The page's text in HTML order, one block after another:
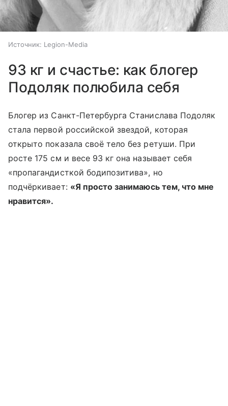
Источник: Legion-Media
93 кг и счастье: как блогер
Подоляк полюбила себя
Блогер из Санкт-Петербурга Станислава Подоляк
стала первой российской звездой, которая
открыто показала своё тело без ретуши. При
росте 175 см и весе 93 кг она называет себя
«пропагандисткой бодипозитива», но
подчёркивает: «Я просто занимаюсь тем, что мне
нравится».